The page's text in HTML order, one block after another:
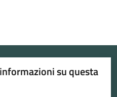
su questa